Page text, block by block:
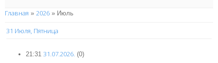
Главная » 2026 » Июль
31 Июля, Пятница
21:31 31.07.2026. (0)